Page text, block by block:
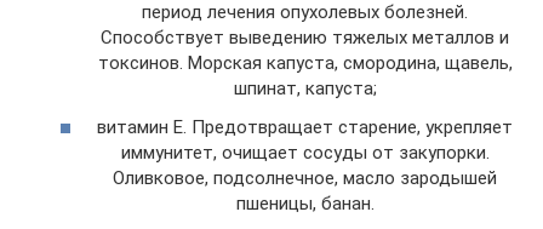
период лечения опухолевых болезней.
Способствует выведению тяжелых металлов и
токсинов. Морская капуста, смородина, щавель,
шпинат, капуста;
витамин Е. Предотвращает старение, укрепляет
иммунитет, очищает сосуды от закупорки.
Оливковое, подсолнечное, масло зародышей
пшеницы, банан.